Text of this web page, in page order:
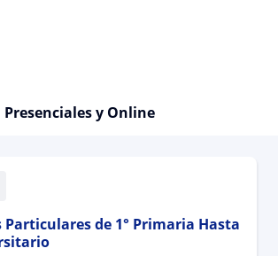
Presenciales y Online
Particulares de 1° Primaria Hasta